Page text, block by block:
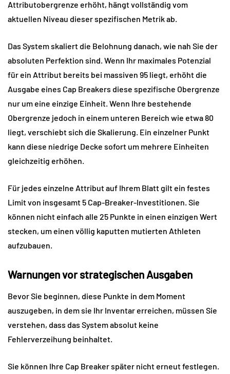
Attributobergrenze erhöht, hängt vollständig vom
aktuellen Niveau dieser spezifischen Metrik ab.
Das System skaliert die Belohnung danach, wie nah Sie der
absoluten Perfektion sind. Wenn Ihr maximales Potenzial
für ein Attribut bereits bei massiven 95 liegt, erhöht die
Ausgabe eines Cap Breakers diese spezifische Obergrenze
nur um eine einzige Einheit. Wenn Ihre bestehende
Obergrenze jedoch in einem unteren Bereich wie etwa 80
liegt, verschiebt sich die Skalierung. Ein einzelner Punkt
kann diese niedrige Decke sofort um mehrere Einheiten
gleichzeitig erhöhen.
Für jedes einzelne Attribut auf Ihrem Blatt gilt ein festes
Limit von insgesamt 5 Cap-Breaker-Investitionen. Sie
können nicht einfach alle 25 Punkte in einen einzigen Wert
stecken, um einen völlig kaputten mutierten Athleten
aufzubauen.
Warnungen vor strategischen Ausgaben
Bevor Sie beginnen, diese Punkte in dem Moment
auszugeben, in dem sie Ihr Inventar erreichen, müssen Sie
verstehen, dass das System absolut keine
Fehlerverzeihung beinhaltet.
Sie können Ihre Cap Breaker später nicht erneut festlegen.